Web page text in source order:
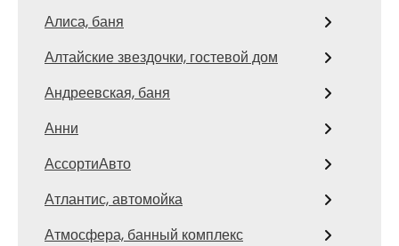
Алиса, баня
Алтайские звездочки, гостевой дом
Андреевская, баня
Анни
АссортиАвто
Атлантис, автомойка
Атмосфера, банный комплекс